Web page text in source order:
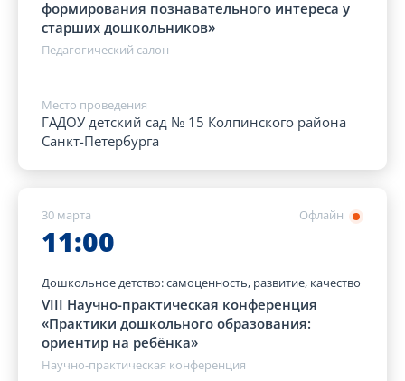
формирования познавательного интереса у
старших дошкольников»
Педагогический салон
Место проведения
ГАДОУ детский сад № 15 Колпинского района
Санкт-Петербурга
Офлайн
30 марта
11:00
Дошкольное детство: самоценность, развитие, качество
VIII Научно-практическая конференция
«Практики дошкольного образования:
ориентир на ребёнка»
Научно-практическая конференция